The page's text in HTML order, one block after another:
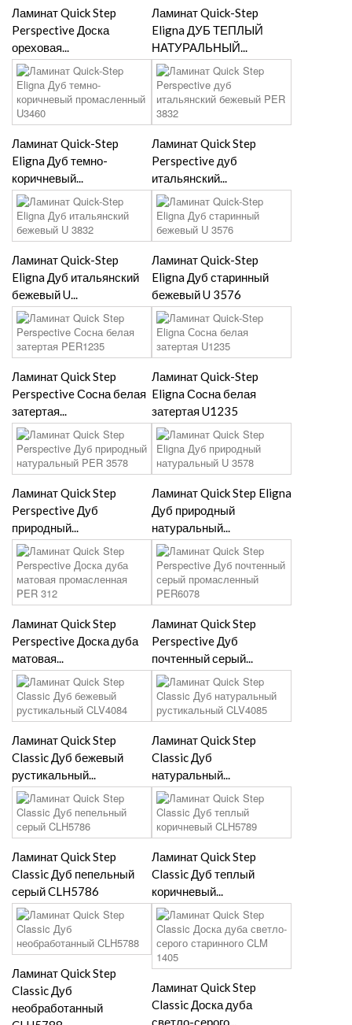
Ламинат Quick Step
Perspective Доска
ореховая...
Ламинат Quick-Step
Eligna ДУБ ТЕПЛЫЙ
НАТУРАЛЬНЫЙ...
Ламинат Quick-Step
Eligna Дуб темно-
коричневый...
Ламинат Quick Step
Perspective дуб
итальянский...
Ламинат Quick-Step
Eligna Дуб итальянский
бежевый U...
Ламинат Quick-Step
Eligna Дуб старинный
бежевый U 3576
Ламинат Quick Step
Perspective Сосна белая
затертая...
Ламинат Quick-Step
Eligna Сосна белая
затертая U1235
Ламинат Quick Step
Perspective Дуб
природный...
Ламинат Quick Step Eligna
Дуб природный
натуральный...
Ламинат Quick Step
Perspective Доска дуба
матовая...
Ламинат Quick Step
Perspective Дуб
почтенный серый...
Ламинат Quick Step
Classic Дуб бежевый
рустикальный...
Ламинат Quick Step
Classic Дуб
натуральный...
Ламинат Quick Step
Classic Дуб пепельный
серый CLH5786
Ламинат Quick Step
Classic Дуб теплый
коричневый...
Ламинат Quick Step
Classic Дуб
необработанный
Ламинат Quick Step
Classic Доска дуба
светло-серого...